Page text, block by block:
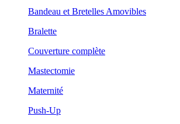
Bandeau et Bretelles Amovibles
Bralette
Couverture complète
Mastectomie
Maternité
Push-Up